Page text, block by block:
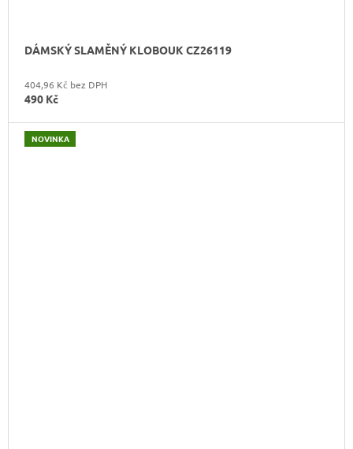
DÁMSKÝ SLAMĚNÝ KLOBOUK CZ26119
404,96 Kč bez DPH
490 Kč
NOVINKA